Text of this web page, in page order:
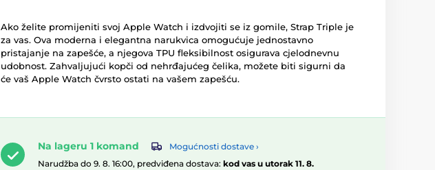
Ako želite promijeniti svoj Apple Watch i izdvojiti se iz gomile, Strap Triple je
za vas. Ova moderna i elegantna narukvica omogućuje jednostavno
pristajanje na zapešće, a njegova TPU fleksibilnost osigurava cjelodnevnu
udobnost. Zahvaljujući kopči od nehrđajućeg čelika, možete biti sigurni da
će vaš Apple Watch čvrsto ostati na vašem zapešću.
Na lageru 1 komand
Mogućnosti dostave ›
Narudžba do 9. 8. 16:00, predviđena dostava: kod vas u utorak 11. 8.